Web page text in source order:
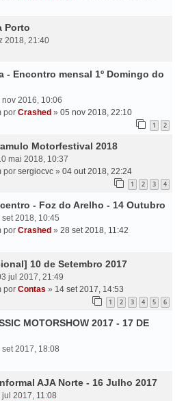
Porto
2018, 21:40
- Encontro mensal 1º Domingo do
nov 2016, 10:06
por Crashed » 05 nov 2018, 22:10
1 2
Motorfestival 2018
mai 2018, 10:37
por sergiocvc » 04 out 2018, 22:24
1 2 3 4
- Foz do Arelho - 14 Outubro
set 2018, 10:45
por Crashed » 28 set 2018, 11:42
10 de Setembro 2017
jul 2017, 21:49
por Contas » 14 set 2017, 14:53
1 2 3 4 5 6
MOTORSHOW 2017 - 17 DE
set 2017, 18:08
AJA Norte - 16 Julho 2017
jul 2017, 11:08